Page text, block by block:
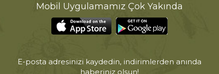
Mobil Uygulamamız Çok Yakında
E-posta adresinizi kaydedin, indirimlerden anında
haberiniz olsun!